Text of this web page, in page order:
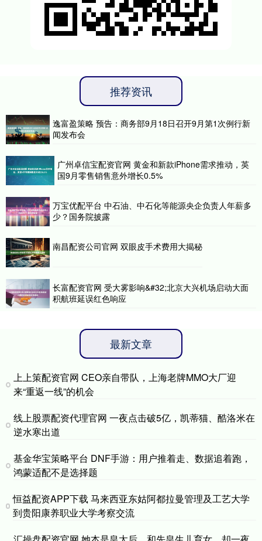
推荐资讯
逸富盈策略 预告：商务部9月18日召开9月第1次例行新
闻发布会
广州卓信宝配资官网 黄金和新款iPhone需求推动，英
国9月零售销售意外增长0.5%
万宝优配平台 中石油、中石化等能源央企负责人年薪多
少？国务院披露
南昌配资公司官网 双眼皮手术费用大揭秘
长富配资官网 受大雾影响&#32;北京大兴机场启动大面
积航班延误红色响应
最新文章
上上策配资官网 CEO亲自带队，上海老牌MMO大厂迎
来“重返一线”的机会
线上股票配资代理官网 一夜点击破5亿，凯蒂猫、酷洛米在
逆水寒出道
基金华宝策略平台 DNF手游：用户推着走、数据追着跑，
鸿蒙适配不是选择题
恒益配资APP下载 马来西亚东姑阿都拉曼管理及工艺大学
到贵阳康养职业大学考察交流